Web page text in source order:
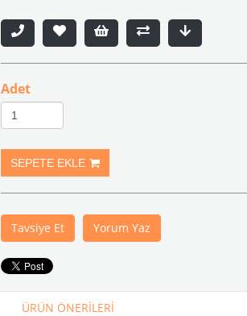
Adet
Tavsiye Et Yorum Yaz
ÜRÜN ÖNERILERI